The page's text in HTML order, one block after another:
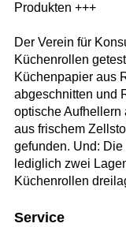
Produkten +++
Der Verein für
Küchenrollen
Küchenpapier aus
abgeschnitten und
optische
aus frischem
gefunden. Und:
lediglich zwei
Küchenrollen
Service